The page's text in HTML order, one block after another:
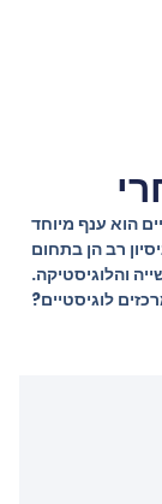
הוא ענף מיוחד
רב הן בתחום
והלוגיסטיקה.
לוגיסטיים?